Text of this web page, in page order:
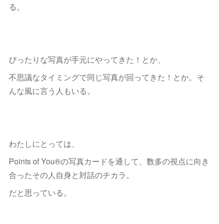
る。
ぴったりな写真が手元にやってきた！とか、
不思議なタイミングで同じ写真が回ってきた！とか。そ
んな風に言う人もいる。
わたしにとっては、
Points of You®︎の写真カードを通して、数多の視点に向き
合ったその人自身と対話のチカラ。
だと思っている。